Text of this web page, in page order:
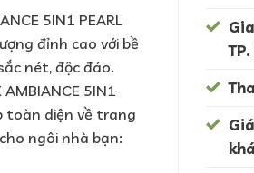
5IN1 PEARL
đỉnh cao với bề
nét, độc đáo.
5IN1
toàn diện về trang
ngôi nhà bạn: